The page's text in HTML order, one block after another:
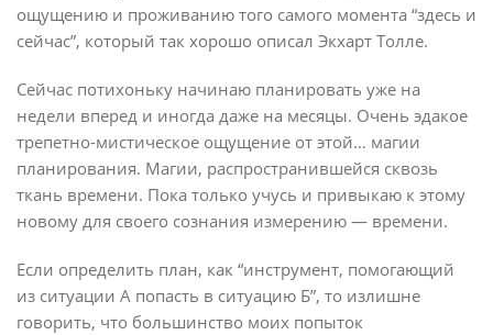
ощущению и проживанию того самого момента “здесь и
сейчас”, который так хорошо описал Экхарт Толле.
Сейчас потихоньку начинаю планировать уже на
недели вперед и иногда даже на месяцы. Очень эдакое
трепетно-мистическое ощущение от этой… магии
планирования. Магии, распространившейся сквозь
ткань времени. Пока только учусь и привыкаю к этому
новому для своего сознания измерению — времени.
Если определить план, как “инструмент, помогающий
из ситуации А попасть в ситуацию Б”, то излишне
говорить, что большинство моих попыток